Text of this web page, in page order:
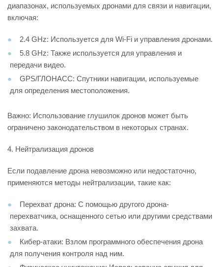
диапазонах, используемых дронами для связи и навигации,
включая:
2.4 GHz: Используется для Wi-Fi и управления дронами.
5.8 GHz: Также используется для управления и
передачи видео.
GPS/ГЛОНАСС: Спутники навигации, используемые
для определения местоположения.
Важно: Использование глушилок дронов может быть
ограничено законодательством в некоторых странах.
4. Нейтрализация дронов
Если подавление дрона невозможно или недостаточно,
применяются методы нейтрализации, такие как:
Перехват дрона: С помощью другого дрона-
перехватчика, оснащенного сетью или другими средствами
захвата.
Кибер-атаки: Взлом программного обеспечения дрона
для получения контроля над ним.